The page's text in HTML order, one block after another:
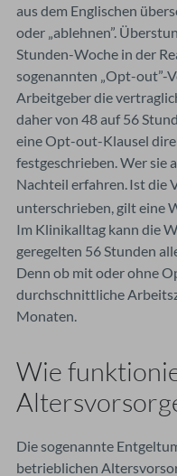
aus dem Englischen
oder „ablehnen”.
Stunden-Woche in der
sogenannten „Opt-out”-
Arbeitgeber die
daher von 48 auf 56
eine Opt-out-Klausel
festgeschrieben. Wer sie
Nachteil erfahren. Ist die
unterschrieben, gilt eine
Im Klinikalltag kann die
geregelten 56 Stunden
Denn ob mit oder ohne
durchschnittliche
Monaten.
Wie
Die sogenannte
betrieblichen